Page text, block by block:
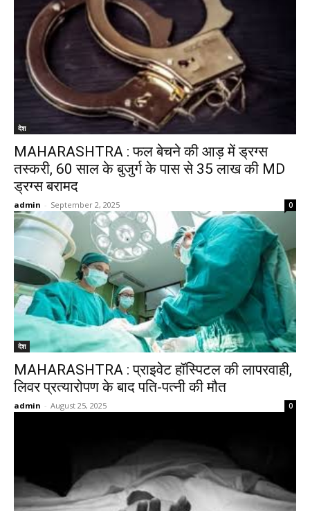
देश
MAHARASHTRA : फल बेचने की आड़ में ड्रग्स
तस्करी, 60 साल के बुजुर्ग के पास से 35 लाख की MD
ड्रग्स बरामद
admin - September 2, 2025 0
देश
MAHARASHTRA : प्राइवेट हॉस्पिटल की लापरवाही,
लिवर प्रत्यारोपण के बाद पति-पत्नी की मौत
admin - August 25, 2025 0